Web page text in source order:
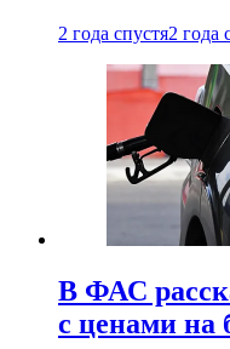
2 года спустя2 года
В ФАС
с ценами на